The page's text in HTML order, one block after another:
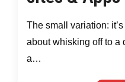
The small variation:
about whisking off to a
a…